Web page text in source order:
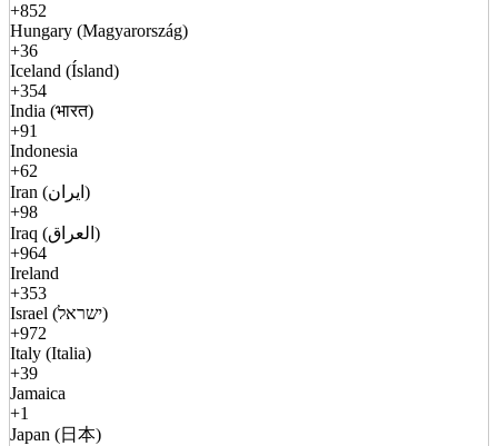
+852
Hungary (Magyarország)
+36
Iceland (Ísland)
+354
India (भारत)
+91
Indonesia
+62
Iran (ایران)
+98
Iraq (العراق)
+964
Ireland
+353
Israel (ישראל)
+972
Italy (Italia)
+39
Jamaica
+1
Japan (日本)